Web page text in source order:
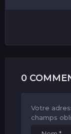
0
Votre
champs